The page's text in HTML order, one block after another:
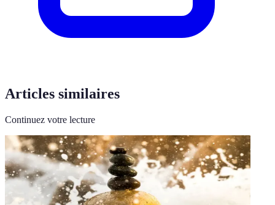
Articles similaires
Continuez votre lecture